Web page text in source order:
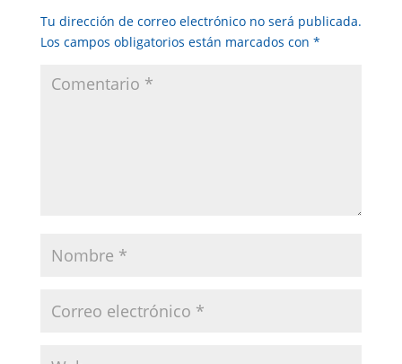
Tu dirección de correo electrónico no será publicada.
Los campos obligatorios están marcados con *